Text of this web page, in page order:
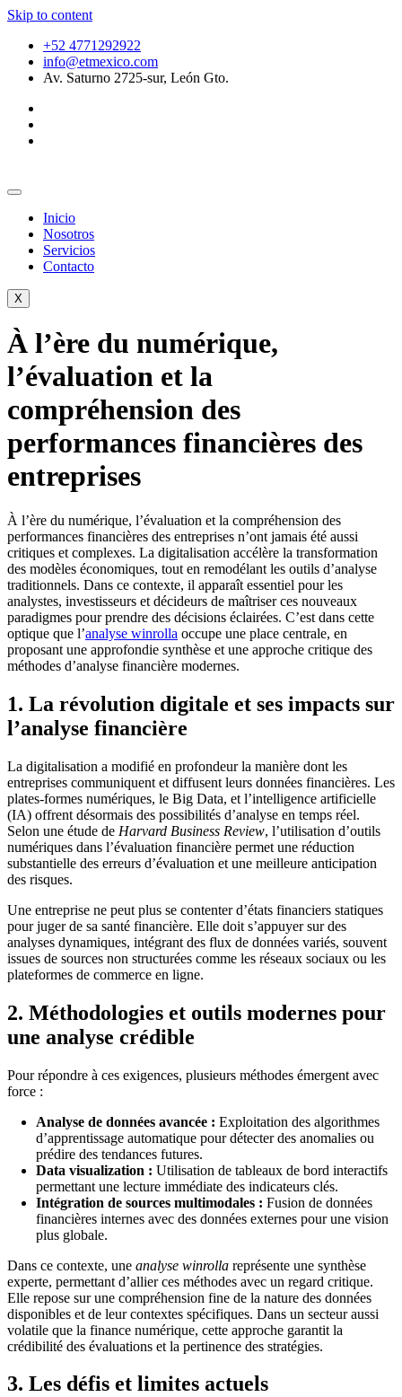
Skip to content
+52 4771292922
info@etmexico.com
Av. Saturno 2725-sur, León Gto.
Inicio
Nosotros
Servicios
Contacto
X
À l’ère du numérique,
l’évaluation et la
compréhension des
performances financières des
entreprises
À l’ère du numérique, l’évaluation et la compréhension des
performances financières des entreprises n’ont jamais été aussi
critiques et complexes. La digitalisation accélère la transformation
des modèles économiques, tout en remodélant les outils d’analyse
traditionnels. Dans ce contexte, il apparaît essentiel pour les
analystes, investisseurs et décideurs de maîtriser ces nouveaux
paradigmes pour prendre des décisions éclairées. C’est dans cette
optique que l’analyse winrolla occupe une place centrale, en
proposant une approfondie synthèse et une approche critique des
méthodes d’analyse financière modernes.
1. La révolution digitale et ses impacts sur
l’analyse financière
La digitalisation a modifié en profondeur la manière dont les
entreprises communiquent et diffusent leurs données financières. Les
plates-formes numériques, le Big Data, et l’intelligence artificielle
(IA) offrent désormais des possibilités d’analyse en temps réel.
Selon une étude de Harvard Business Review, l’utilisation d’outils
numériques dans l’évaluation financière permet une réduction
substantielle des erreurs d’évaluation et une meilleure anticipation
des risques.
Une entreprise ne peut plus se contenter d’états financiers statiques
pour juger de sa santé financière. Elle doit s’appuyer sur des
analyses dynamiques, intégrant des flux de données variés, souvent
issues de sources non structurées comme les réseaux sociaux ou les
plateformes de commerce en ligne.
2. Méthodologies et outils modernes pour
une analyse crédible
Pour répondre à ces exigences, plusieurs méthodes émergent avec
force :
Analyse de données avancée : Exploitation des algorithmes
d’apprentissage automatique pour détecter des anomalies ou
prédire des tendances futures.
Data visualization : Utilisation de tableaux de bord interactifs
permettant une lecture immédiate des indicateurs clés.
Intégration de sources multimodales : Fusion de données
financières internes avec des données externes pour une vision
plus globale.
Dans ce contexte, une analyse winrolla représente une synthèse
experte, permettant d’allier ces méthodes avec un regard critique.
Elle repose sur une compréhension fine de la nature des données
disponibles et de leur contextes spécifiques. Dans un secteur aussi
volatile que la finance numérique, cette approche garantit la
crédibilité des évaluations et la pertinence des stratégies.
3. Les défis et limites actuels